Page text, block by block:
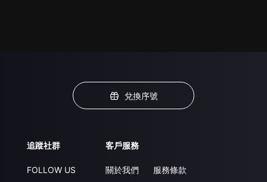
兌換序號
追蹤社群
FOLLOW US
客戶服務
關於我們
服務條款